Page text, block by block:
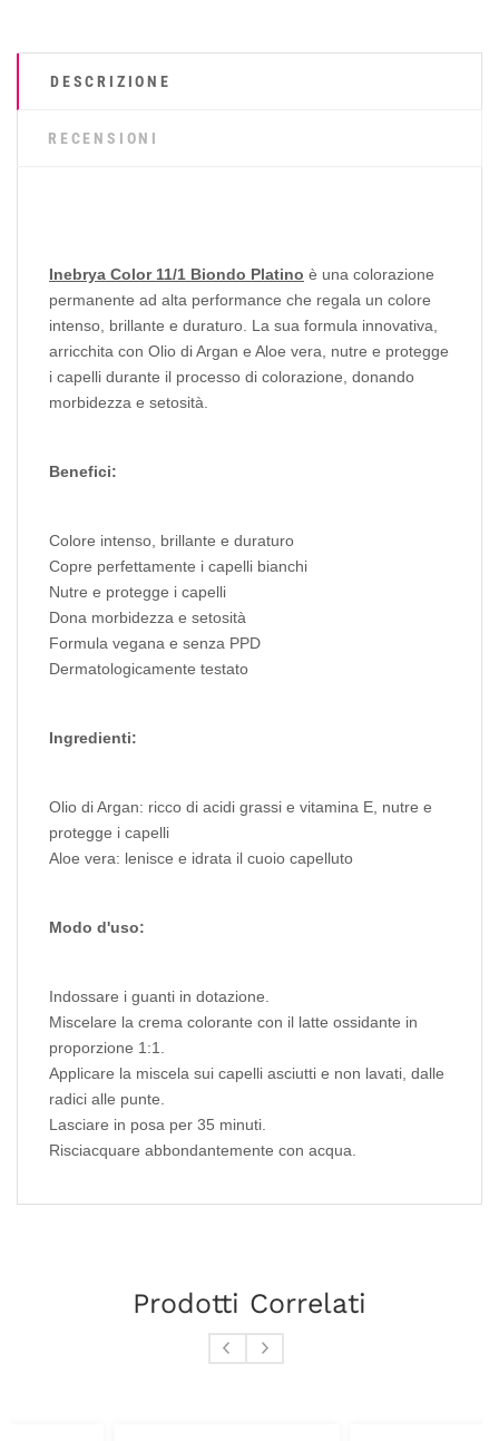
DESCRIZIONE
RECENSIONI
Inebrya Color 11/1 Biondo Platino è una colorazione
permanente ad alta performance che regala un colore
intenso, brillante e duraturo. La sua formula innovativa,
arricchita con Olio di Argan e Aloe vera, nutre e protegge
i capelli durante il processo di colorazione, donando
morbidezza e setosità.
Benefici:
Colore intenso, brillante e duraturo
Copre perfettamente i capelli bianchi
Nutre e protegge i capelli
Dona morbidezza e setosità
Formula vegana e senza PPD
Dermatologicamente testato
Ingredienti:
Olio di Argan: ricco di acidi grassi e vitamina E, nutre e
protegge i capelli
Aloe vera: lenisce e idrata il cuoio capelluto
Modo d'uso:
Indossare i guanti in dotazione.
Miscelare la crema colorante con il latte ossidante in
proporzione 1:1.
Applicare la miscela sui capelli asciutti e non lavati, dalle
radici alle punte.
Lasciare in posa per 35 minuti.
Risciacquare abbondantemente con acqua.
Prodotti Correlati